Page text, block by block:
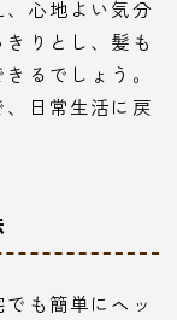
心地よい気分
りとし、髪も
るでしょう。
日常生活に戻
も簡単にヘッ